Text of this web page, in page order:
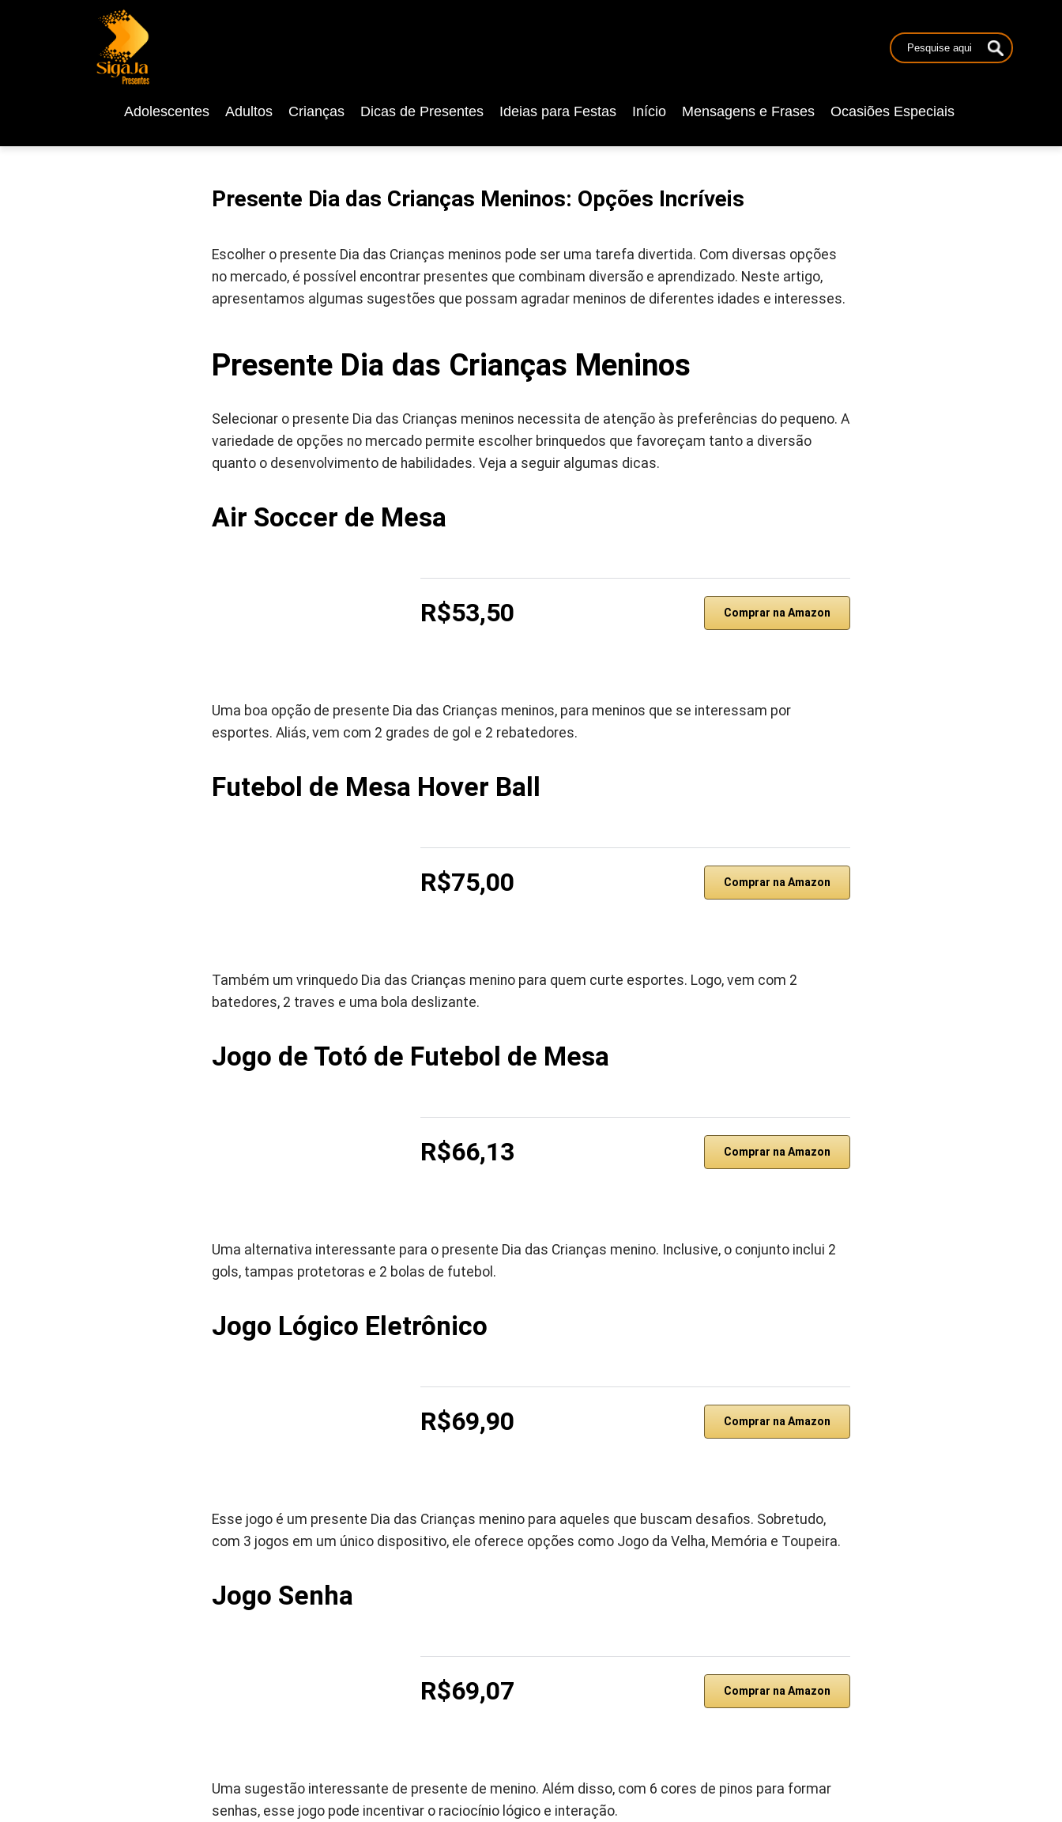
Adolescentes Adultos Crianças Dicas de Presentes Ideias para Festas Início Mensagens e Frases Ocasiões Especiais
Presente Dia das Crianças Meninos: Opções Incríveis
Escolher o presente Dia das Crianças meninos pode ser uma tarefa divertida. Com diversas opções
no mercado, é possível encontrar presentes que combinam diversão e aprendizado. Neste artigo,
apresentamos algumas sugestões que possam agradar meninos de diferentes idades e interesses.
Presente Dia das Crianças Meninos
Selecionar o presente Dia das Crianças meninos necessita de atenção às preferências do pequeno. A
variedade de opções no mercado permite escolher brinquedos que favoreçam tanto a diversão
quanto o desenvolvimento de habilidades. Veja a seguir algumas dicas.
Air Soccer de Mesa
R$53,50 Comprar na Amazon
Uma boa opção de presente Dia das Crianças meninos, para meninos que se interessam por
esportes. Aliás, vem com 2 grades de gol e 2 rebatedores.
Futebol de Mesa Hover Ball
R$75,00 Comprar na Amazon
Também um vrinquedo Dia das Crianças menino para quem curte esportes. Logo, vem com 2
batedores, 2 traves e uma bola deslizante.
Jogo de Totó de Futebol de Mesa
R$66,13 Comprar na Amazon
Uma alternativa interessante para o presente Dia das Crianças menino. Inclusive, o conjunto inclui 2
gols, tampas protetoras e 2 bolas de futebol.
Jogo Lógico Eletrônico
R$69,90 Comprar na Amazon
Esse jogo é um presente Dia das Crianças menino para aqueles que buscam desafios. Sobretudo,
com 3 jogos em um único dispositivo, ele oferece opções como Jogo da Velha, Memória e Toupeira.
Jogo Senha
R$69,07 Comprar na Amazon
Uma sugestão interessante de presente de menino. Além disso, com 6 cores de pinos para formar
senhas, esse jogo pode incentivar o raciocínio lógico e interação.